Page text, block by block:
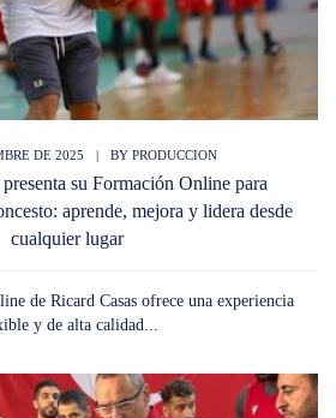
DE 2025 | BY PRODUCCION
su Formación Online para
aprende, mejora y lidera desde
cualquier lugar
de Ricard Casas ofrece una experiencia
y de alta calidad...